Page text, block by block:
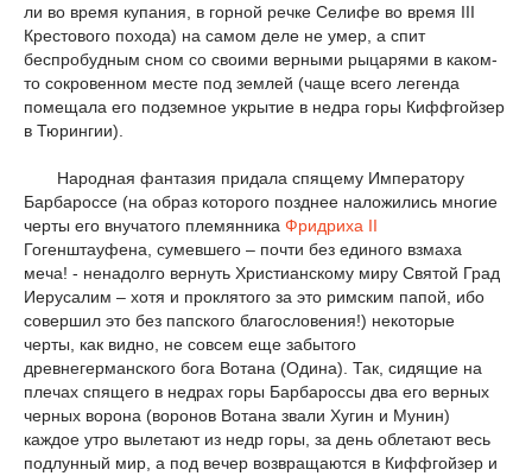
ли во время купания, в горной речке Селифе во время III
Крестового похода) на самом деле не умер, а спит
беспробудным сном со своими верными рыцарями в каком-
то сокровенном месте под землей (чаще всего легенда
помещала его подземное укрытие в недра горы Киффгойзер
в Тюрингии).
Народная фантазия придала спящему Императору
Барбароссе (на образ которого позднее наложились многие
черты его внучатого племянника Фридриха II
Гогенштауфена, сумевшего – почти без единого взмаха
меча! - ненадолго вернуть Христианскому миру Святой Град
Иерусалим – хотя и проклятого за это римским папой, ибо
совершил это без папского благословения!) некоторые
черты, как видно, не совсем еще забытого
древнегерманского бога Вотана (Одина). Так, сидящие на
плечах спящего в недрах горы Барбароссы два его верных
черных ворона (воронов Вотана звали Хугин и Мунин)
каждое утро вылетают из недр горы, за день облетают весь
подлунный мир, а под вечер возвращаются в Киффгойзер и